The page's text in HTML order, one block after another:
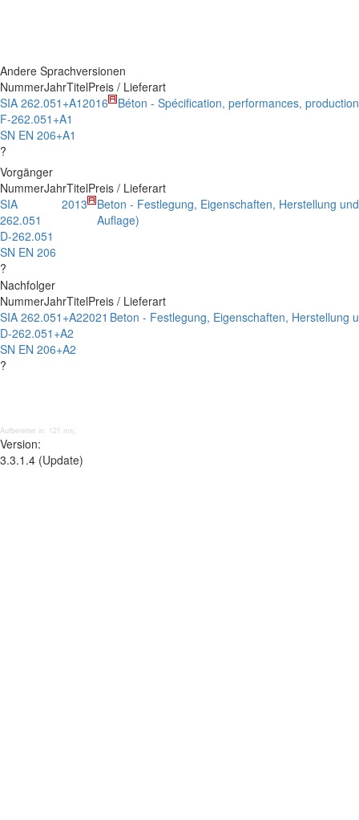
Andere Sprachversionen
NummerJahrTitelPreis / Lieferart
SIA 262.051+A1
F-262.051+A1
SN EN 206+A1
?
2016 Béton - Spécification, performances,
Vorgänger
NummerJahrTitelPreis / Lieferart
SIA
262.051
D-262.051
SN EN 206
?
2013
Beton - Festlegung, Eigenschaften, Herstellung
Auflage)
Nachfolger
NummerJahrTitelPreis / Lieferart
SIA 262.051+A2
D-262.051+A2
SN EN 206+A2
?
2021 Beton - Festlegung, Eigenschaften, Herstellung
Aufbereitet in: 121 ms;
Version:
3.3.1.4 (Update)